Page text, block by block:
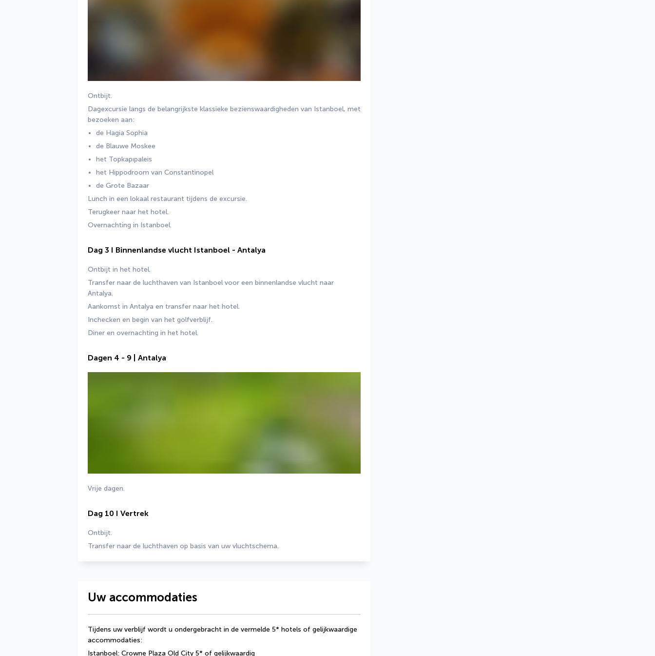
Ontbijt.
Dagexcursie langs de belangrijkste klassieke bezienswaardigheden van Istanboel, met
bezoeken aan:
de Hagia Sophia
de Blauwe Moskee
het Topkapıpaleis
het Hippodroom van Constantinopel
de Grote Bazaar
Lunch in een lokaal restaurant tijdens de excursie.
Terugkeer naar het hotel.
Overnachting in Istanboel.
Dag 3 I Binnenlandse vlucht Istanboel - Antalya
Ontbijt in het hotel.
Transfer naar de luchthaven van Istanboel voor een binnenlandse vlucht naar
Antalya.
Aankomst in Antalya en transfer naar het hotel.
Inchecken en begin van het golfverblijf.
Diner en overnachting in het hotel.
Dagen 4 - 9 | Antalya
Vrije dagen.
Dag 10 I Vertrek
Ontbijt.
Transfer naar de luchthaven op basis van uw vluchtschema.
Uw accommodaties
Tijdens uw verblijf wordt u ondergebracht in de vermelde 5* hotels of gelijkwaardige
accommodaties:
Istanboel: Crowne Plaza Old City 5* of gelijkwaardig